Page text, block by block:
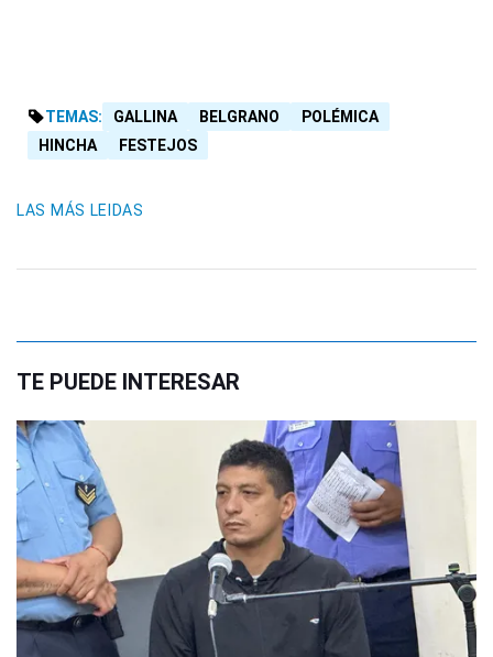
TEMAS: GALLINA BELGRANO
POLÉMICA
HINCHA
FESTEJOS
LAS MÁS LEIDAS
TE PUEDE INTERESAR